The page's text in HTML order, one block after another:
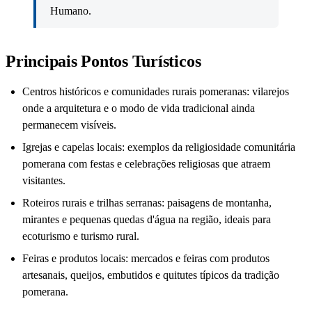
Humano.
Principais Pontos Turísticos
Centros históricos e comunidades rurais pomeranas: vilarejos
onde a arquitetura e o modo de vida tradicional ainda
permanecem visíveis.
Igrejas e capelas locais: exemplos da religiosidade comunitária
pomerana com festas e celebrações religiosas que atraem
visitantes.
Roteiros rurais e trilhas serranas: paisagens de montanha,
mirantes e pequenas quedas d'água na região, ideais para
ecoturismo e turismo rural.
Feiras e produtos locais: mercados e feiras com produtos
artesanais, queijos, embutidos e quitutes típicos da tradição
pomerana.